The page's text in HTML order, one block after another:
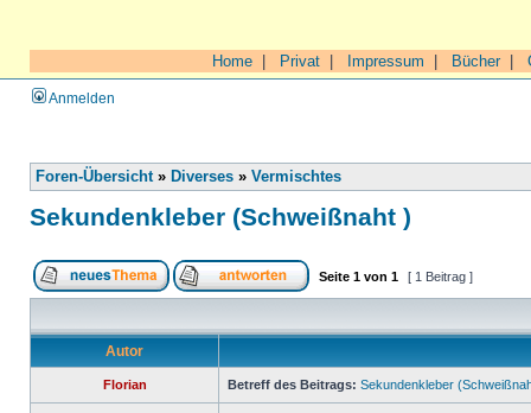
Home Privat Impressum Bücher|
Anmelden
Foren-Übersicht» Diverses » Vermischtes
Sekundenkleber (Schweißnaht )
Seite 1 von 1 [ 1 Beitrag ]
Autor
Florian Betreff des Beitrags: Sekundenkleber